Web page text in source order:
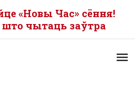
«Новы Час» сёння!
чытаць заўтра